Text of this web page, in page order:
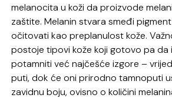
melanocita u koži da proizvode
zaštite. Melanin stvara smeđi
očitovati kao preplanulost kože.
postoje tipovi kože koji gotovo pa da
potamniti već najčešće izgore –
puti, dok će oni prirodno tamnoputi
zavidnu boju, ovisno o količini